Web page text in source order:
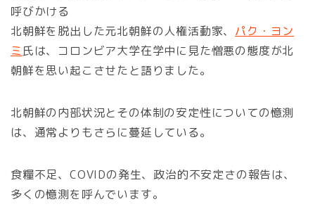
呼びかける
北朝鮮を脱出した元北朝鮮の人権活動家、 パク・ヨン
ミ 氏は、コロンビア大学在学中に見た憎悪の態度が北
朝鮮を思い起こさせたと語りました。
北朝鮮の内部状況とその体制の安定性についての憶測
は、通常よりもさらに蔓延している。
食糧不足、COVIDの発生、政治的不安定さの報告は、
多くの憶測を呼んでいます。